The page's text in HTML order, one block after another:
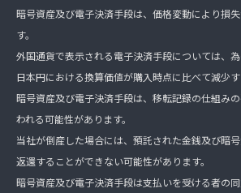
暗号資産及び電子決済手段は、価格変動により損
す。
外国通貨で表示される電子決済手段については、為
日本円における換算価値が購入時点に比べて減少す
暗号資産及び電子決済手段は、移転記録の仕組み
われる可能性があります。
当社が倒産した場合には、預託された金銭及び暗
返還することができない可能性があります。
暗号資産及び電子決済手段は支払いを受ける者の